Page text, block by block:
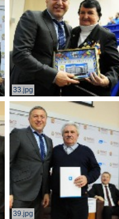
33.jpg
39.jpg